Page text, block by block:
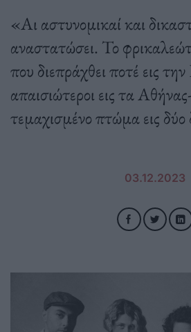
«Αι αστυνομικαί και
αναστατώσει. Το
που διεπράχθει ποτέ εις
απαισιώτεροι εις τα
τεμαχισμένο πτώμα εις
03.12.2023